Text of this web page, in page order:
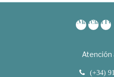
Atención
(+34)